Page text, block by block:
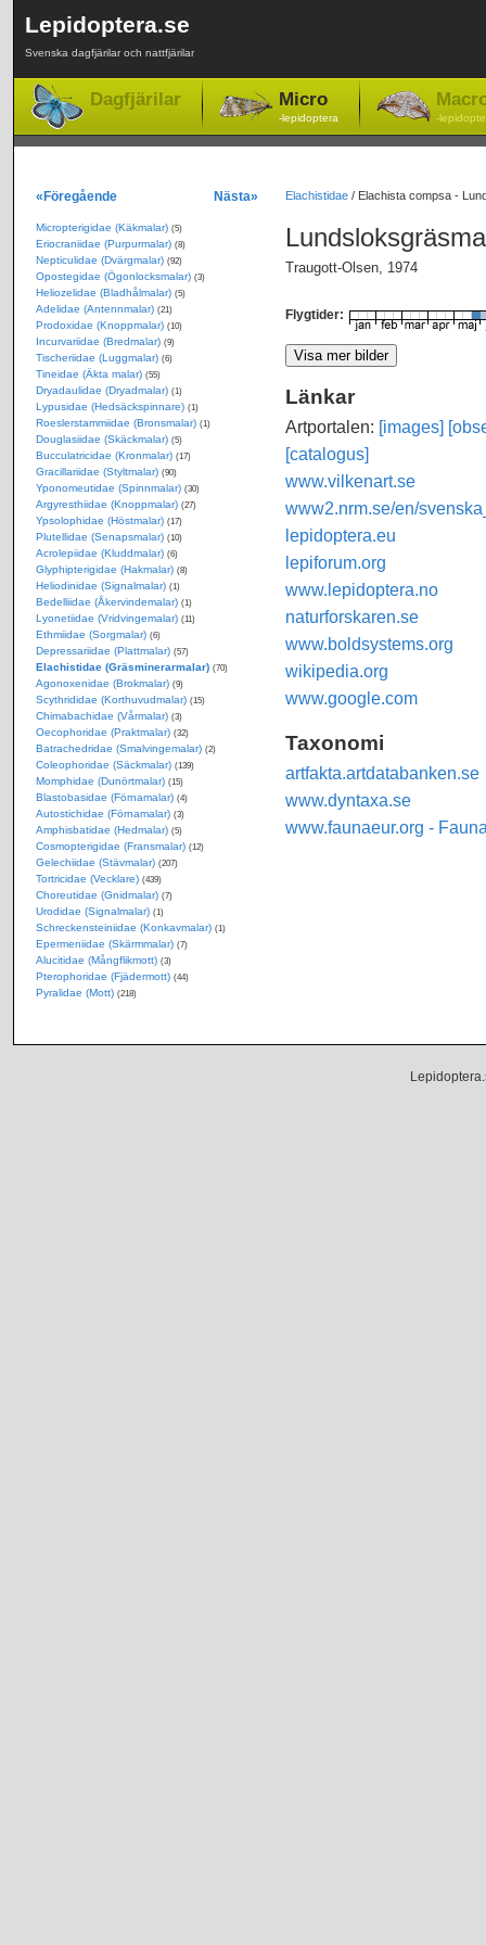
Lepidoptera.se
Svenska dagfjärilar och nattfjärilar
Dagfjärilar Micro
-lepidoptera -
Elachistidae/ Elachista compsa -
Traugott-Olsen, 1974
Flygtider:
Länkar
Artportalen: [images]
[catalogus]
www.vilkenart.se
www2.nrm.se/en/
lepidoptera.eu
lepiforum.org
www.lepidoptera.no
naturforskaren.se
www.boldsystems.org
wikipedia.org
www.google.com
Taxonomi
artfakta.artdatabanken.se
www.dyntaxa.se
www.faunaeur.org -
«Föregående Nästa»
Micropterigidae (Käkmalar) (5)
Eriocraniidae (Purpurmalar) (8)
Nepticulidae (Dvärgmalar) (92)
Opostegidae (Ögonlocksmalar) (3)
Heliozelidae (Bladhålmalar) (5)
Adelidae (Antennmalar) (21)
Prodoxidae (Knoppmalar) (10)
Incurvariidae (Bredmalar) (9)
Tischeriidae (Luggmalar) (6)
Tineidae (Äkta malar) (55)
Dryadaulidae (Dryadmalar) (1)
Lypusidae (Hedsäckspinnare) (1)
Roeslerstammiidae (Bronsmalar) (1)
Douglasiidae (Skäckmalar) (5)
Bucculatricidae (Kronmalar) (17)
Gracillariidae (Styltmalar) (90)
Yponomeutidae (Spinnmalar) (30)
Argyresthiidae (Knoppmalar) (27)
Ypsolophidae (Höstmalar) (17)
Plutellidae (Senapsmalar) (10)
Acrolepiidae (Kluddmalar) (6)
Glyphipterigidae (Hakmalar) (8)
Heliodinidae (Signalmalar) (1)
Bedelliidae (Åkervindemalar) (1)
Lyonetiidae (Vridvingemalar) (11)
Ethmiidae (Sorgmalar) (6)
Depressariidae (Plattmalar) (57)
Elachistidae (Gräsminerarmalar) (70)
Agonoxenidae (Brokmalar) (9)
Scythrididae (Korthuvudmalar) (15)
Chimabachidae (Vårmalar) (3)
Oecophoridae (Praktmalar) (32)
Batrachedridae (Smalvingemalar) (2)
Coleophoridae (Säckmalar) (139)
Momphidae (Dunörtmalar) (15)
Blastobasidae (Förnamalar) (4)
Autostichidae (Förnamalar) (3)
Amphisbatidae (Hedmalar) (5)
Cosmopterigidae (Fransmalar) (12)
Gelechiidae (Stävmalar) (207)
Tortricidae (Vecklare) (439)
Choreutidae (Gnidmalar) (7)
Urodidae (Signalmalar) (1)
Schreckensteiniidae (Konkavmalar) (1)
Epermeniidae (Skärmmalar) (7)
Alucitidae (Mångflikmott) (3)
Pterophoridae (Fjädermott) (44)
Pyralidae (Mott) (218)